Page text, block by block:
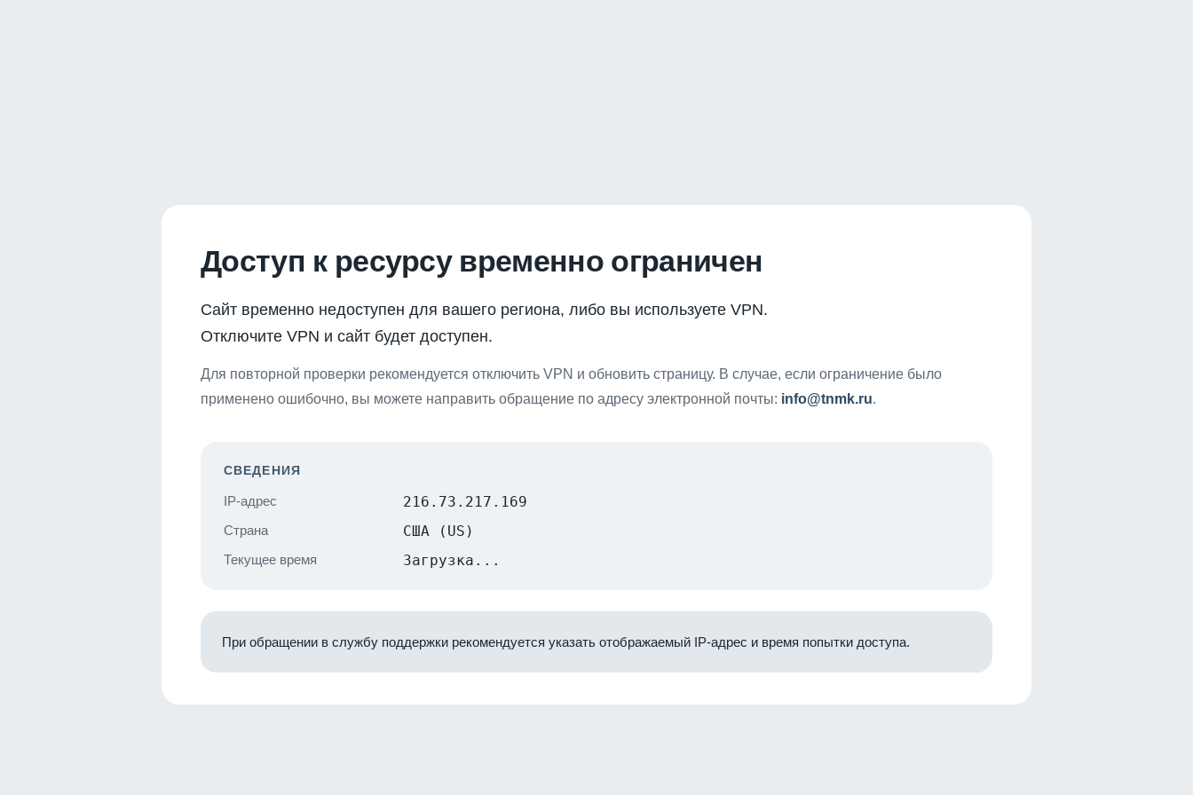
Доступ к ресурсу временно ограничен
Сайт временно недоступен для вашего региона, либо вы используете VPN.
Отключите VPN и сайт будет доступен.
Для повторной проверки рекомендуется отключить VPN и обновить страницу. В случае, если ограничение было
применено ошибочно, вы можете направить обращение по адресу электронной почты: info@tnmk.ru.
СВЕДЕНИЯ
IP-адрес 216.73.217.169
Страна США (US)
Текущее время Загрузка...
При обращении в службу поддержки рекомендуется указать отображаемый IP-адрес и время попытки доступа.